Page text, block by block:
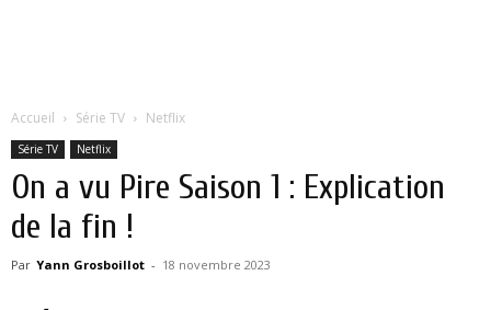
Accueil Série TV Netflix
Série TV Netflix
On a vu Pire Saison 1 : Explication
de la fin !
Par Yann Grosboillot - 18 novembre 2023